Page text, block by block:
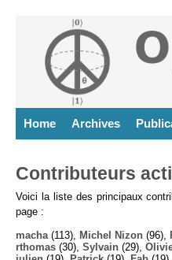
Home Archives
Contributeurs
Voici la liste des principaux
page :
macha (113), Michel Nizon (96),
rthomas (30), Sylvain (29),